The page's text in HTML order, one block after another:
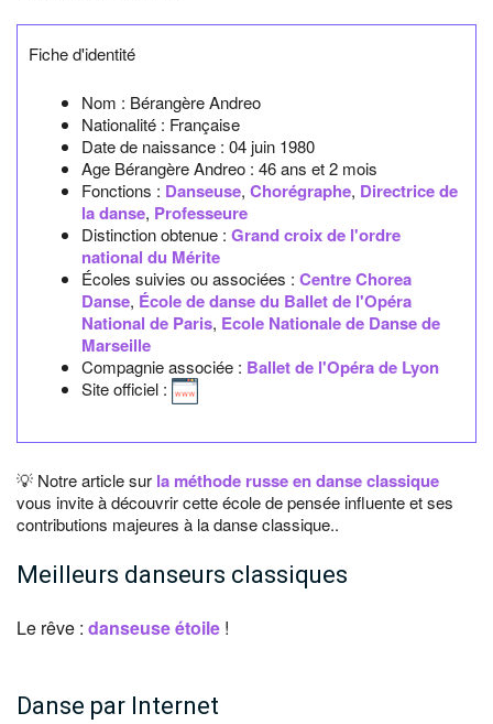
Fiche d'identité
Nom : Bérangère Andreo
Nationalité : Française
Date de naissance : 04 juin 1980
Age Bérangère Andreo : 46 ans et 2 mois
Fonctions : Danseuse, Chorégraphe, Directrice de
la danse, Professeure
Distinction obtenue : Grand croix de l'ordre
national du Mérite
Écoles suivies ou associées : Centre Chorea
Danse, École de danse du Ballet de l'Opéra
National de Paris, Ecole Nationale de Danse de
Marseille
Compagnie associée : Ballet de l'Opéra de Lyon
Site officiel :
💡 Notre article sur la méthode russe en danse classique
vous invite à découvrir cette école de pensée influente et ses
contributions majeures à la danse classique..
Meilleurs danseurs classiques
Le rêve : danseuse étoile !
Danse par Internet